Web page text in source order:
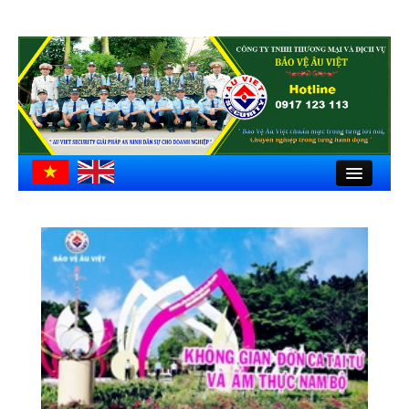
Trang chủ
Giới thiệu
Hồ sơ công ty